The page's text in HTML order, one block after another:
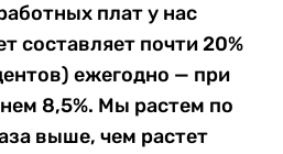
плат у нас
составляет почти 20%
ежегодно — при
8,5%. Мы растем по
выше, чем растет